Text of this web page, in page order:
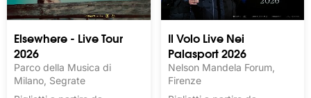
Elsewhere - Live Tour
2026
Parco della Musica di
Milano, Segrate
Il Volo Live Nei
Palasport 2026
Nelson Mandela Forum,
Firenze